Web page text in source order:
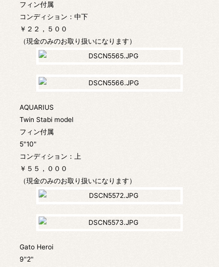
フィン付属
コンディション：中下
￥２２，５００
（現金のみのお取り扱いになります）
AQUARIUS
Twin Stabi model
フィン付属
5"10"
コンディション：上
￥５５，０００
（現金のみのお取り扱いになります）
Gato Heroi
9"2"